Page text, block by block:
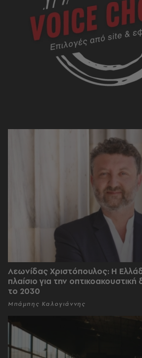
Λεωνίδας Χριστόπουλος: Η
πλαίσιο για την
το 2030
Μπάμπης Καλογιάννης